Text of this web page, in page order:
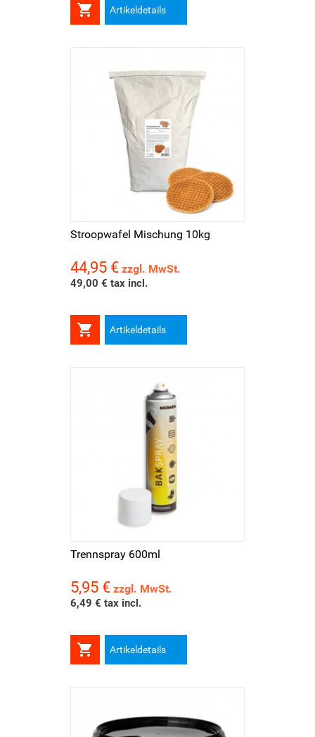
 Artikeldetails
Stroopwafel Mischung 10kg
Preis
44,95 € zzgl. MwSt.
49,00 € tax incl.
 Artikeldetails
Trennspray 600ml
Preis
5,95 € zzgl. MwSt.
6,49 € tax incl.
 Artikeldetails